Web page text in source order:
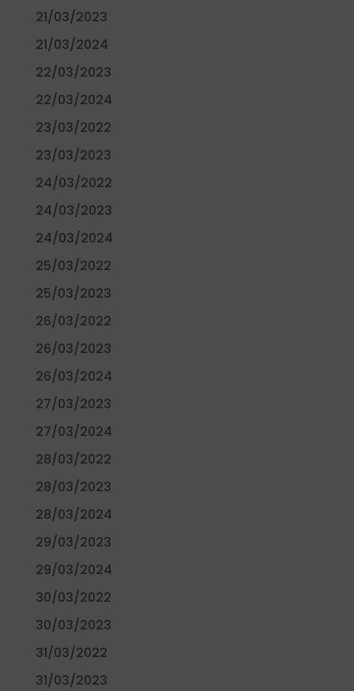
21/03/2023
21/03/2024
22/03/2023
22/03/2024
23/03/2022
23/03/2023
24/03/2022
24/03/2023
24/03/2024
25/03/2022
25/03/2023
26/03/2022
26/03/2023
26/03/2024
27/03/2023
27/03/2024
28/03/2022
28/03/2023
28/03/2024
29/03/2023
29/03/2024
30/03/2022
30/03/2023
31/03/2022
31/03/2023